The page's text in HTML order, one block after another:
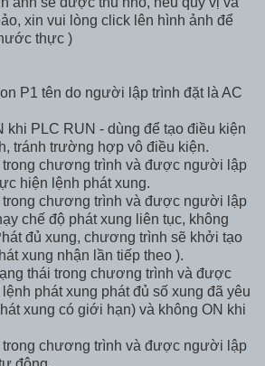
xin vui lòng click lên hình ảnh để
thực )
P1 tên do người lập trình đặt là AC
khi PLC RUN - dùng để tạo điều kiện
tránh trường hợp vô điều kiện.
trong chương trình và được người lập
hiện lệnh phát xung.
trong chương trình và được người lập
chế độ phát xung liên tục, không
đủ xung, chương trình sẽ khởi tạo
xung nhận lần tiếp theo ).
thái trong chương trình và được
phát xung phát đủ số xung đã yêu
xung có giới hạn) và không ON khi
trong chương trình và được người lập